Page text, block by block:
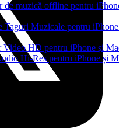
de muzică offline pentru
Taguri Muzicale pentru
Video HD pentru iPhone și
Hi-Res pentru iPhone și